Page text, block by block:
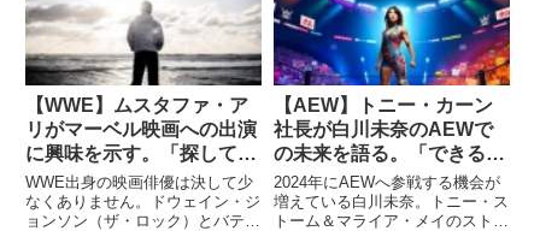
【WWE】ムスタファ・ア
リがマーベル映画への出演
に興味を示す。「探してる
のって、俺だろ？」
WWE出身の映画俳優は決して少
なくありません。ドウェイン・ジ
ョンソン（ザ・ロック）とバティ
【AEW】トニー・カーン
社長が白川未奈のAEWで
の未来を語る。「できるだ
け長く参戦してほしい」
2024年にAEWへ参戦する機会が
増えている白川未奈。トニー・ス
トーム＆マライア・メイのストー